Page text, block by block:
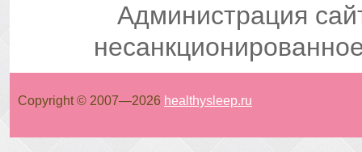
Администрация
Copyright © 2007—2026 healthysleep.ru